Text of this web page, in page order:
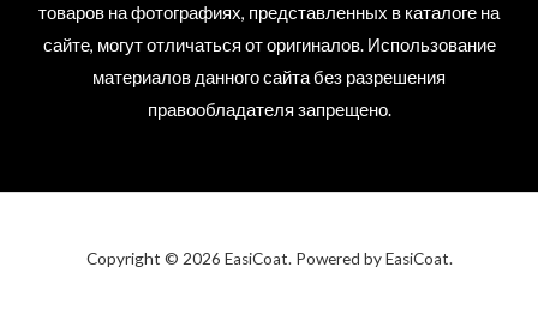
товаров на фотографиях, представленных в каталоге на
сайте, могут отличаться от оригиналов. Использование
материалов данного сайта без разрешения
правообладателя запрещено.
Copyright © 2026 EasiCoat. Powered by EasiCoat.